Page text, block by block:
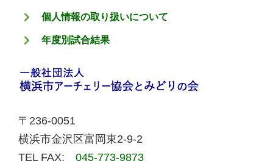
個人情報の取り扱いについて
年度別試合結果
〒236-0051
横浜市金沢区富岡東2-9-2
TEL FAX: 045-773-9873